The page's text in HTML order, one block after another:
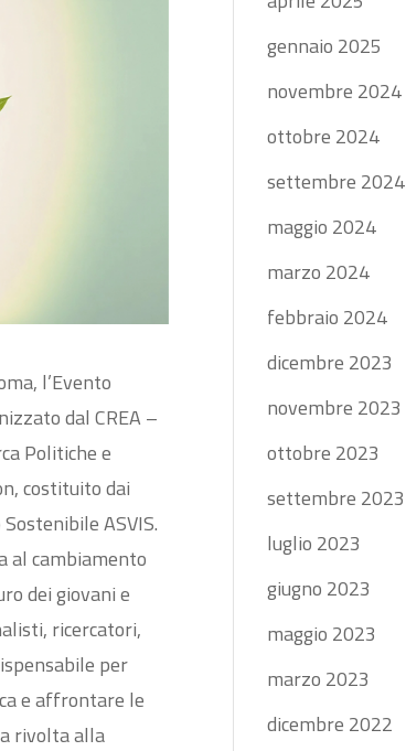
l’Evento
dal CREA –
Politiche e
costituito dai
ASVIS.
al cambiamento
dei giovani e
ricercatori,
per
e affrontare le
rivolta alla
gennaio 2025
novembre 2024
ottobre 2024
settembre 2024
maggio 2024
marzo 2024
febbraio 2024
dicembre 2023
novembre 2023
ottobre 2023
settembre 2023
luglio 2023
giugno 2023
maggio 2023
marzo 2023
dicembre 2022